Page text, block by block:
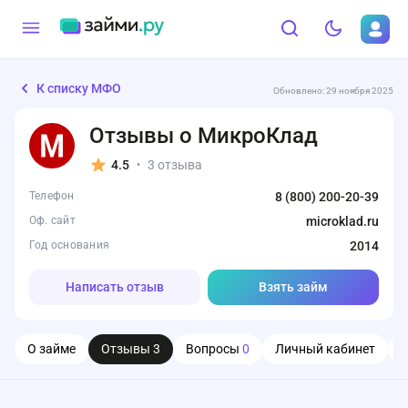
К списку МФО Обновлено: 29 ноября 2025
Отзывы о МикроКлад
4.5 • 3 отзыва
Телефон 8 (800) 200-20-39
Оф. сайт microklad.ru
Год основания 2014
Написать отзыв Взять займ
О займе Отзывы 3 Вопросы 0 Личный кабинет